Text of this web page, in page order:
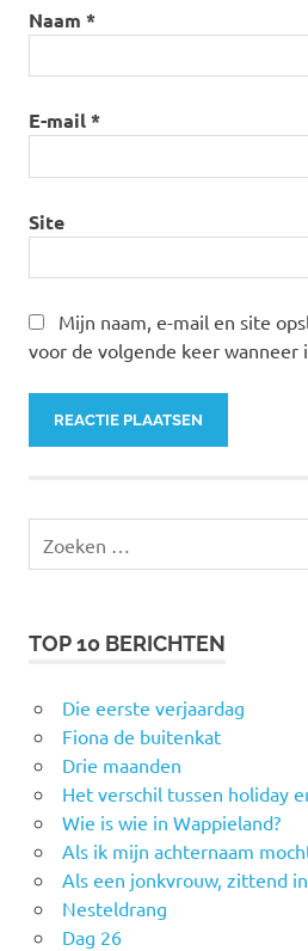
Naam *
E-mail*
Site
Mijn naam, e-mail en site
voor de volgende keer wanneer
naar:
TOP 10 BERICHTEN
Die eerste verjaardag
Fiona de buitenkat
Drie maanden
Het verschil tussen holiday
Wie is wie in Wappieland?
Als ik mijn achternaam
Als een jonkvrouw, zittend
Nesteldrang
Dag 26